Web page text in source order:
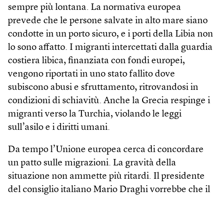
sempre più lontana. La normativa europea
prevede che le persone salvate in alto mare siano
condotte in un porto sicuro, e i porti della Libia non
lo sono affatto. I migranti intercettati dalla guardia
costiera libica, finanziata con fondi europei,
vengono riportati in uno stato fallito dove
subiscono abusi e sfruttamento, ritrovandosi in
condizioni di schiavitù. Anche la Grecia respinge i
migranti verso la Turchia, violando le leggi
sull’asilo e i diritti umani.
Da tempo l’Unione europea cerca di concordare
un patto sulle migrazioni. La gravità della
situazione non ammette più ritardi. Il presidente
del consiglio italiano Mario Draghi vorrebbe che il